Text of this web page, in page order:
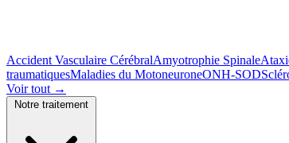
Accident Vasculaire CérébralAmyotrophie Spinale
traumatiquesMaladies du MotoneuroneONH-SOD
Voir tout →